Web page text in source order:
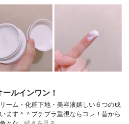
ルインワン！
ーム・化粧下地・美容液嬉しい６つの成
ます＾＾プチプラ重視ならコレ！昔から